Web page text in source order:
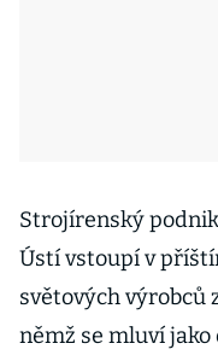
Strojírenský
Ústí vstoupí v
světových výrobců
němž se mluví